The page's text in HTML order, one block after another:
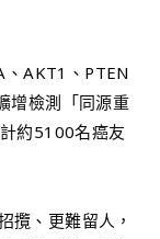
、AKT1、PTEN
增檢測「同源重
約5100名癌友
攬、更難留人，